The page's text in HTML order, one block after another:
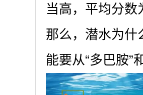
当高，平均分数
那么，潜水为什
能要从“多巴胺”